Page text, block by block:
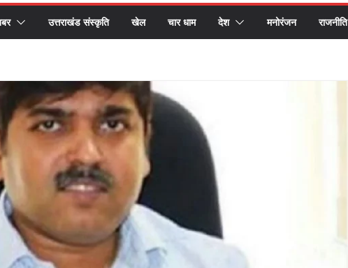
उत्तराखंड संस्कृति खेल चार धाम देश मनोरंजन राजनीति